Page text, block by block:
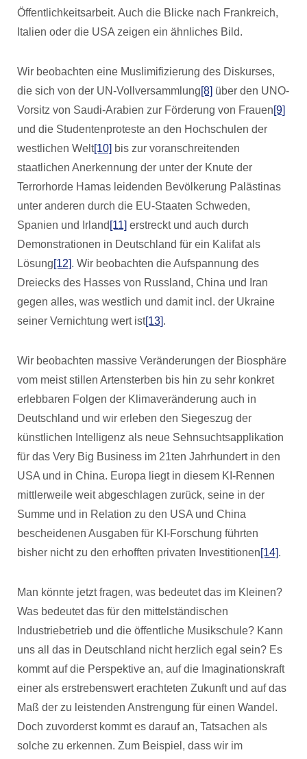
Öffentlichkeitsarbeit. Auch die Blicke nach Frankreich,
Italien oder die USA zeigen ein ähnliches Bild.
Wir beobachten eine Muslimifizierung des Diskurses,
die sich von der UN-Vollversammlung[8] über den UNO-
Vorsitz von Saudi-Arabien zur Förderung von Frauen[9]
und die Studentenproteste an den Hochschulen der
westlichen Welt[10] bis zur voranschreitenden
staatlichen Anerkennung der unter der Knute der
Terrorhorde Hamas leidenden Bevölkerung Palästinas
unter anderen durch die EU-Staaten Schweden,
Spanien und Irland [11] erstreckt und auch durch
Demonstrationen in Deutschland für ein Kalifat als
Lösung[12]. Wir beobachten die Aufspannung des
Dreiecks des Hasses von Russland, China und Iran
gegen alles, was westlich und damit incl. der Ukraine
seiner Vernichtung wert ist[13].
Wir beobachten massive Veränderungen der Biosphäre
vom meist stillen Artensterben bis hin zu sehr konkret
erlebbaren Folgen der Klimaveränderung auch in
Deutschland und wir erleben den Siegeszug der
künstlichen Intelligenz als neue Sehnsuchtsapplikation
für das Very Big Business im 21ten Jahrhundert in den
USA und in China. Europa liegt in diesem KI-Rennen
mittlerweile weit abgeschlagen zurück, seine in der
Summe und in Relation zu den USA und China
bescheidenen Ausgaben für KI-Forschung führten
bisher nicht zu den erhofften privaten Investitionen[14].
Man könnte jetzt fragen, was bedeutet das im Kleinen?
Was bedeutet das für den mittelständischen
Industriebetrieb und die öffentliche Musikschule? Kann
uns all das in Deutschland nicht herzlich egal sein? Es
kommt auf die Perspektive an, auf die Imaginationskraft
einer als erstrebenswert erachteten Zukunft und auf das
Maß der zu leistenden Anstrengung für einen Wandel.
Doch zuvorderst kommt es darauf an, Tatsachen als
solche zu erkennen. Zum Beispiel, dass wir im